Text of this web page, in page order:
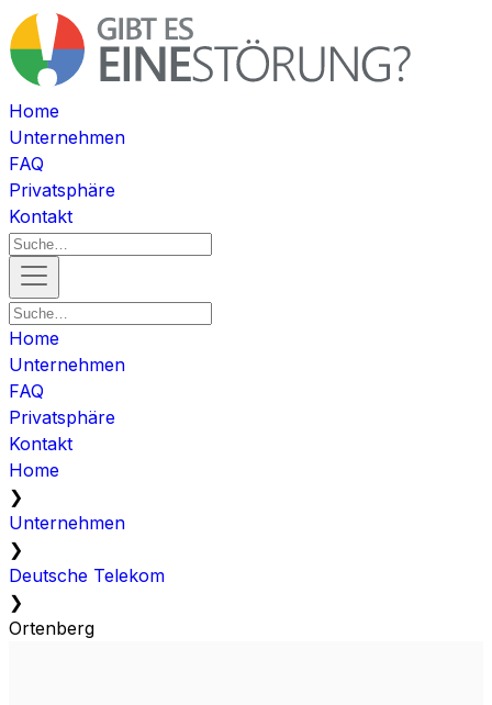
Home
Unternehmen
FAQ
Privatsphäre
Kontakt
Home
Unternehmen
FAQ
Privatsphäre
Kontakt
Home
❯
Unternehmen
❯
Deutsche Telekom
❯
Ortenberg